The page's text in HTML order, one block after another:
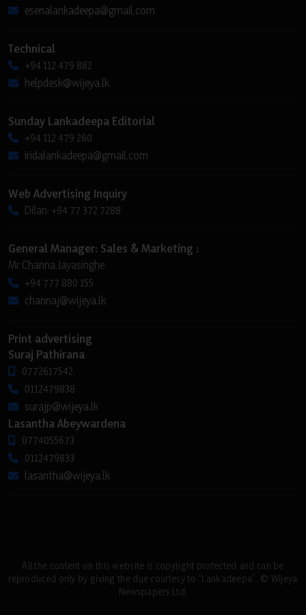
esenalankadeepa@gmail.com
Technical
+94 112 479 882
helpdesk@wijeya.lk
Sunday Lankadeepa Editorial
+94 112 479 260
iridalankadeepa@gmail.com
Web Advertising Inquiry
Dilan: +94 77 372 7288
General Manager: Sales & Marketing :
Mr Channa Jayasinghe
+94 777 880 155
channaj@wijeya.lk
Print advertising
Suraj Pathirana
0772617542
0112479838
surajp@wijeya.lk
Lasantha Abeywardena
0774055673
0112479833
lasantha@wijeya.lk
All the content on this website is copyright protected and can be
reproduced only by giving the due courtesy to “Lankadeepa”. © Wijeya
Newspapers Ltd.